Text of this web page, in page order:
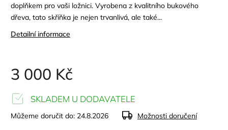
doplňkem pro vaši ložnici. Vyrobena z kvalitního bukového
dřeva, tato skříňka je nejen trvanlivá, ale také...
Detailní informace
3 000 Kč
SKLADEM U DODAVATELE
Můžeme doručit do: 24.8.2026 Možnosti doručení